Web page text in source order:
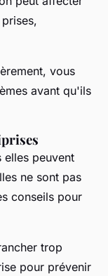
vous
avant qu'ils
elles peuvent
ne sont pas
conseils pour
trop
pour prévenir